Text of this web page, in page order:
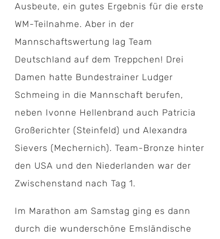
Ausbeute, ein gutes Ergebnis für die erste
WM-Teilnahme. Aber in der
Mannschaftswertung lag Team
Deutschland auf dem Treppchen! Drei
Damen hatte Bundestrainer Ludger
Schmeing in die Mannschaft berufen,
neben Ivonne Hellenbrand auch Patricia
Großerichter (Steinfeld) und Alexandra
Sievers (Mechernich). Team-Bronze hinter
den USA und den Niederlanden war der
Zwischenstand nach Tag 1.
Im Marathon am Samstag ging es dann
durch die wunderschöne Emsländische